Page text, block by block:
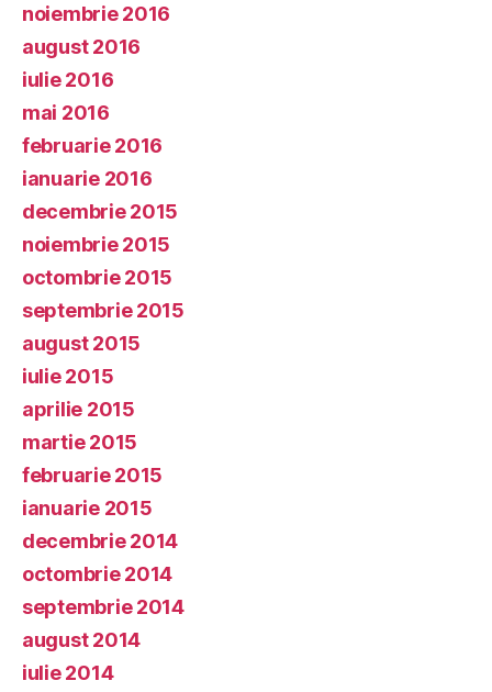
noiembrie 2016
august 2016
iulie 2016
mai 2016
februarie 2016
ianuarie 2016
decembrie 2015
noiembrie 2015
octombrie 2015
septembrie 2015
august 2015
iulie 2015
aprilie 2015
martie 2015
februarie 2015
ianuarie 2015
decembrie 2014
octombrie 2014
septembrie 2014
august 2014
iulie 2014